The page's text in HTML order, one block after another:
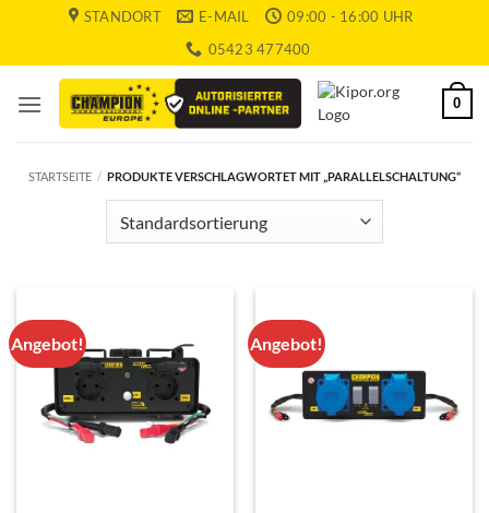
springen
STANDORT E-MAIL
09:00 - 16:00 UHR
05423 477400
0
STARTSEITE / PRODUKTE VERSCHLAGWORTET MIT „PARALLELSCHALTUNG“
Angebot! Angebot!